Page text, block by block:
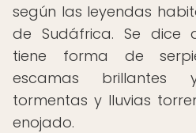
según las leyendas
de Sudáfrica. Se dice
tiene forma de
escamas
tormentas y lluvias
enojado.